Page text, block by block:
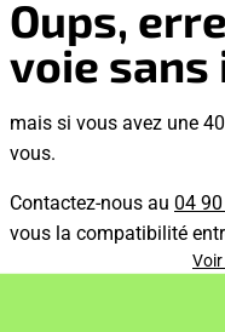
Oups,
voie sans
mais si vous avez une
vous.
Contactez-nous au 04
vous la compatibilité